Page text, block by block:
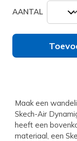
AANTAL
Maak een
Skech-Air
heeft een
materiaal, een